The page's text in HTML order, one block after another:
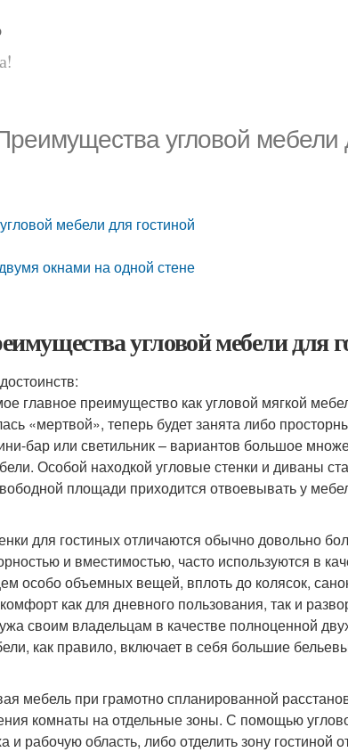
угловой мебели
мебели для гостиной
окнами на одной стене
угловой мебели для
главное преимущество как угловой мягкой
«мертвой», теперь будет занята либо
бар или светильник – вариантов большое
Особой находкой угловые стенки и диваны
площади приходится отвоевывать у
для гостиных отличаются обычно довольно
и вместимостью, часто используются в
особо объемных вещей, вплоть до колясок,
как для дневного пользования, так и
своим владельцам в качестве полноценной
как правило, включает в себя большие
мебель при грамотно спланированной
комнаты на отдельные зоны. С помощью
и рабочую область, либо отделить зону гостиной